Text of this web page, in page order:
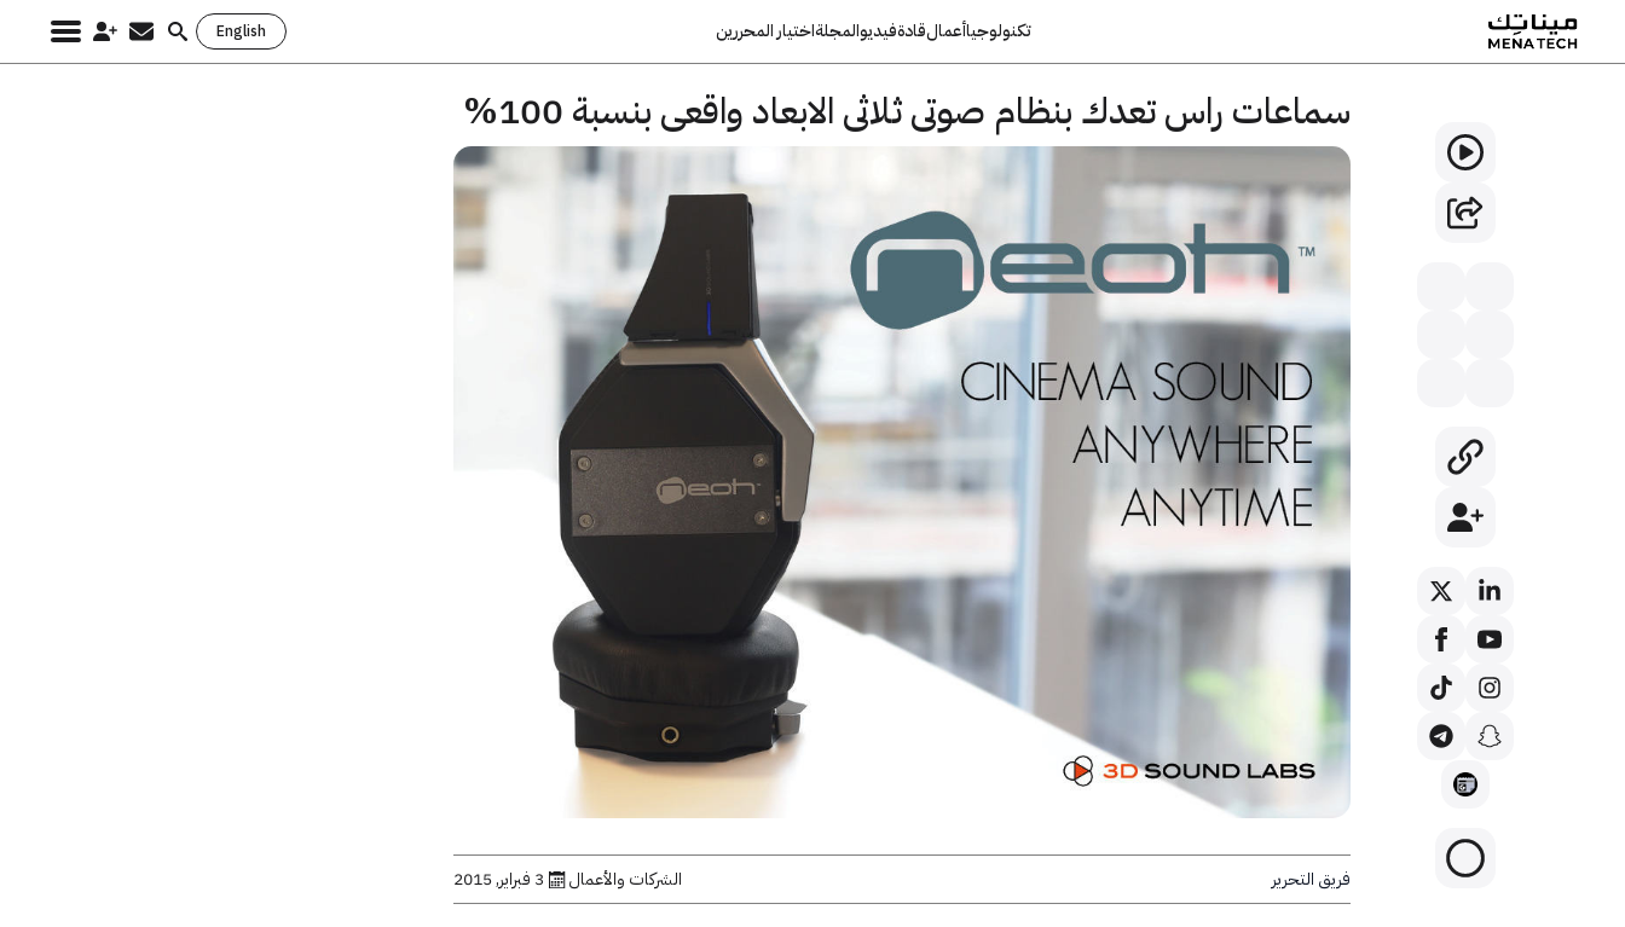
تكنولوجياأعمالقادةفيديوالمجلةاختيار المحررين English
Search
سماعات راس تعدك بنظام صوتى ثلاثى الابعاد واقعى بنسبة 100%
فريق التحرير الشركات والأعمال 3 فبراير, 2015